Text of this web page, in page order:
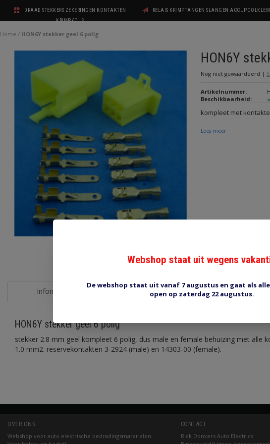
DRAAD STEKKERS ZEKERINGEN KONTAKTEN
KRIMPKOUS
RELAIS KRIMPTANGEN SLANGEN
Home / HON6Y stekker geel 6 polig
HON6Y
Nog niet gewaardeerd |
Artikelnummer:
Beschikbaarheid:
kompleet met
Lees meer
Informatie Reviews (0) Tags (0)
HON6Y stekker geel 6 polig
stekker 2.8 mm geel kompleet 6 polig, dus male en female behuizing met alle
1.0 mm2. reservekontakten 3-2924 (male) en 14303-00 (female).
OVER ONS
Webshop voor auto elektrische bedradingsmaterialen.
CONTACT
Rick Donkers Auto Electrics
Webshop staat uit wegens
De webshop staat uit vanaf 7 augustus en gaat als
open op zaterdag 22 augustus.